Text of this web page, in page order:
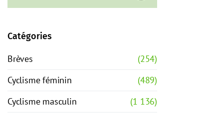
Catégories
Brèves
(254)
Cyclisme féminin
(489)
Cyclisme masculin
(1 136)